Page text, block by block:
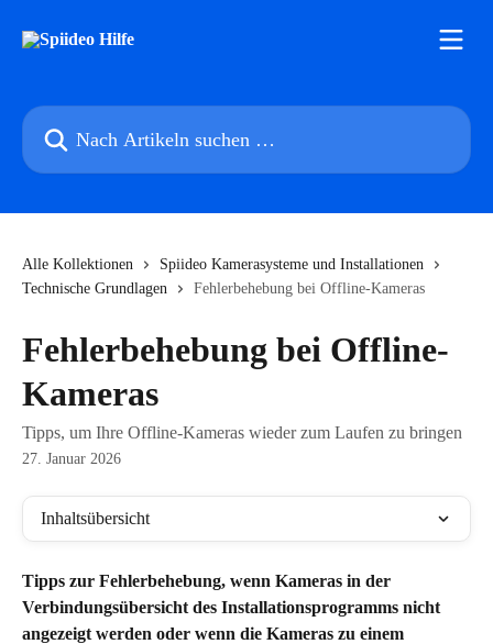
Nach Artikeln suchen …
Alle Kollektionen
Spiideo Kamerasysteme und Installationen
Technische Grundlagen
Fehlerbehebung bei Offline-Kameras
Fehlerbehebung bei Offline-
Kameras
Tipps, um Ihre Offline-Kameras wieder zum Laufen zu bringen
27. Januar 2026
Inhaltsübersicht
Tipps zur Fehlerbehebung, wenn Kameras in der
Verbindungsübersicht des Installationsprogramms nicht
angezeigt werden oder wenn die Kameras zu einem